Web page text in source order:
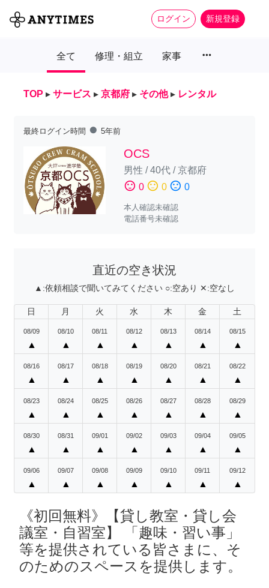
ログイン 新規登録
全て 修理・組立 家事 more_horiz
TOP ▸ サービス ▸ 京都府 ▸ その他 ▸ レンタル
最終ログイン時間 fiber_manual_record 5年前
OCS
男性 /40代/京都府
sentiment_satisfied 0 sentiment_neutral 0 sentiment_dissatisfied 0
本人確認未確認
電話番号未確認
直近の空き状況
▲:依頼相談で聞いてみてください ○:空あり ✕:空なし
日 月 火 水 木 金 土
08/09
▲
08/10
▲
08/11
▲
08/12
▲
08/13
▲
08/14
▲
08/15
▲
08/16
▲
08/17
▲
08/18
▲
08/19
▲
08/20
▲
08/21
▲
08/22
▲
08/23
▲
08/24
▲
08/25
▲
08/26
▲
08/27
▲
08/28
▲
08/29
▲
08/30
▲
08/31
▲
09/01
▲
09/02
▲
09/03
▲
09/04
▲
09/05
▲
09/06
▲
09/07
▲
09/08
▲
09/09
▲
09/10
▲
09/11
▲
09/12
▲
《初回無料》【貸し教室・貸し会
議室・自習室】 「趣味・習い事」
等を提供されている皆さまに、そ
のためのスペースを提供します。